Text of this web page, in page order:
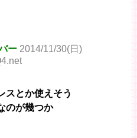
ー 2014/11/30(日)
スとか使えそう
のが幾つか